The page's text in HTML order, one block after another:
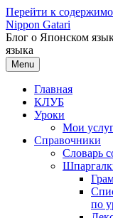
Перейти к
Nippon Gatari
Блог о Японском
языка
Menu
Главная
КЛУБ
Уроки
Мои
Справочники
Словарь
по